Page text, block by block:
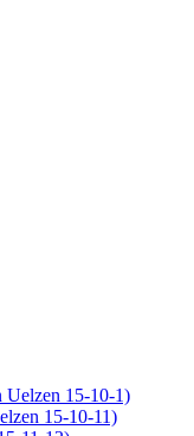
15-10-1)
15-10-11)